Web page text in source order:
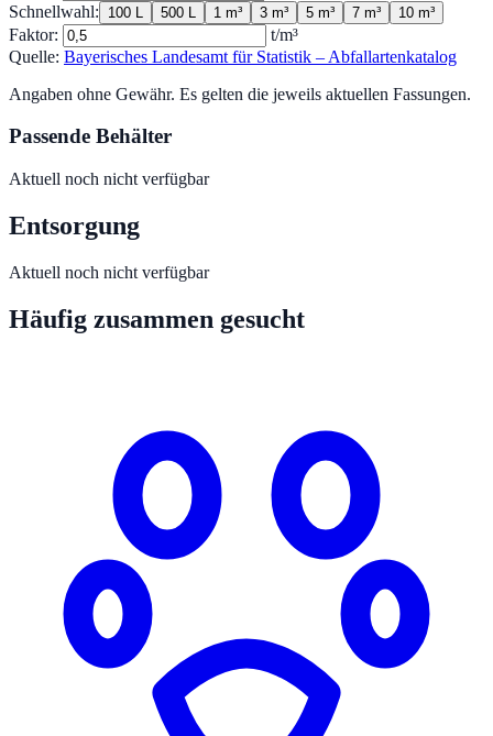
Schnellwahl:
100 L 500 L 1 m³ 3 m³ 5 m³ 7 m³ 10 m³
Faktor:
t/m³
Quelle: Bayerisches Landesamt für Statistik – Abfallartenkatalog
Angaben ohne Gewähr. Es gelten die jeweils aktuellen Fassungen.
Passende Behälter
Aktuell noch nicht verfügbar
Entsorgung
Aktuell noch nicht verfügbar
Häufig zusammen gesucht